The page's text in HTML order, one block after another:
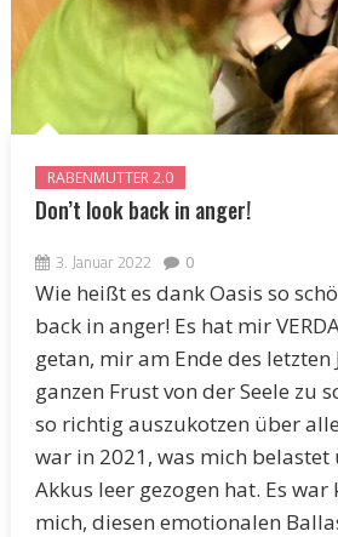
RABENMUTTER 2.0
Don’t look back in anger!
3. Januar 2022 0
Wie heißt es dank Oasis so
back in anger! Es hat mir
getan, mir am Ende des letzten
ganzen Frust von der Seele zu
so richtig auszukotzen über
war in 2021, was mich
Akkus leer gezogen hat. Es
mich, diesen emotionalen